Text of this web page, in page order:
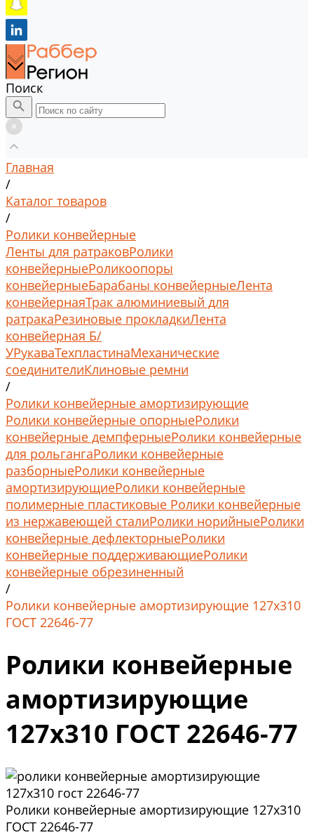
Поиск
Главная
/
Каталог товаров
/
Ролики конвейерные
Ленты для ратраковРолики
конвейерныеРоликоопоры
конвейерныеБарабаны конвейерныеЛента
конвейернаяТрак алюминиевый для
ратракаРезиновые прокладкиЛента
конвейерная Б/
УРукаваТехпластинаМеханические
соединителиКлиновые ремни
/
Ролики конвейерные амортизирующие
Ролики конвейерные опорныеРолики
конвейерные демпферныеРолики конвейерные
для рольгангаРолики конвейерные
разборныеРолики конвейерные
амортизирующиеРолики конвейерные
полимерные пластиковые Ролики конвейерные
из нержавеющей сталиРолики норийныеРолики
конвейерные дефлекторныеРолики
конвейерные поддерживающиеРолики
конвейерные обрезиненный
/
Ролики конвейерные амортизирующие 127х310
ГОСТ 22646-77
Ролики конвейерные
амортизирующие
127х310 ГОСТ 22646-77
Ролики конвейерные амортизирующие 127х310
ГОСТ 22646-77